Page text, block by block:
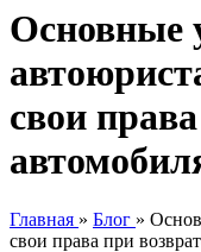
Основные
свои
Главная » Блог »
свои права при